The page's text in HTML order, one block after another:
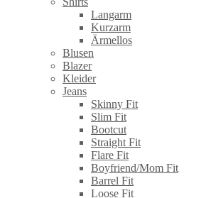
Langarm
Kurzarm
Ärmellos
Blusen
Blazer
Kleider
Jeans
Skinny Fit
Slim Fit
Bootcut
Straight Fit
Flare Fit
Boyfriend/Mom Fit
Barrel Fit
Loose Fit